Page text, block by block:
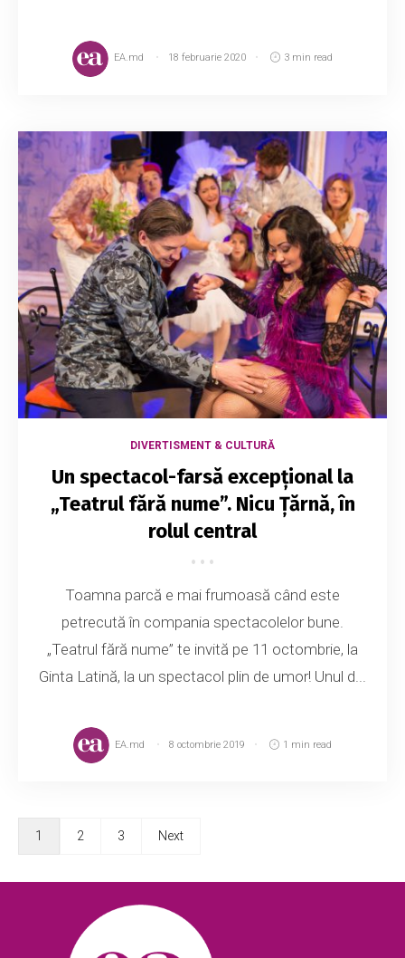
EA.md 18 februarie 2020 3 min read
DIVERTISMENT & CULTURĂ
Un spectacol-farsă excepțional la
„Teatrul fără nume”. Nicu Țărnă, în
rolul central
Toamna parcă e mai frumoasă când este
petrecută în compania spectacolelor bune.
„Teatrul fără nume” te invită pe 11 octombrie, la
Ginta Latină, la un spectacol plin de umor! Unul d...
EA.md 8 octombrie 2019 1 min read
1 2 3 Next